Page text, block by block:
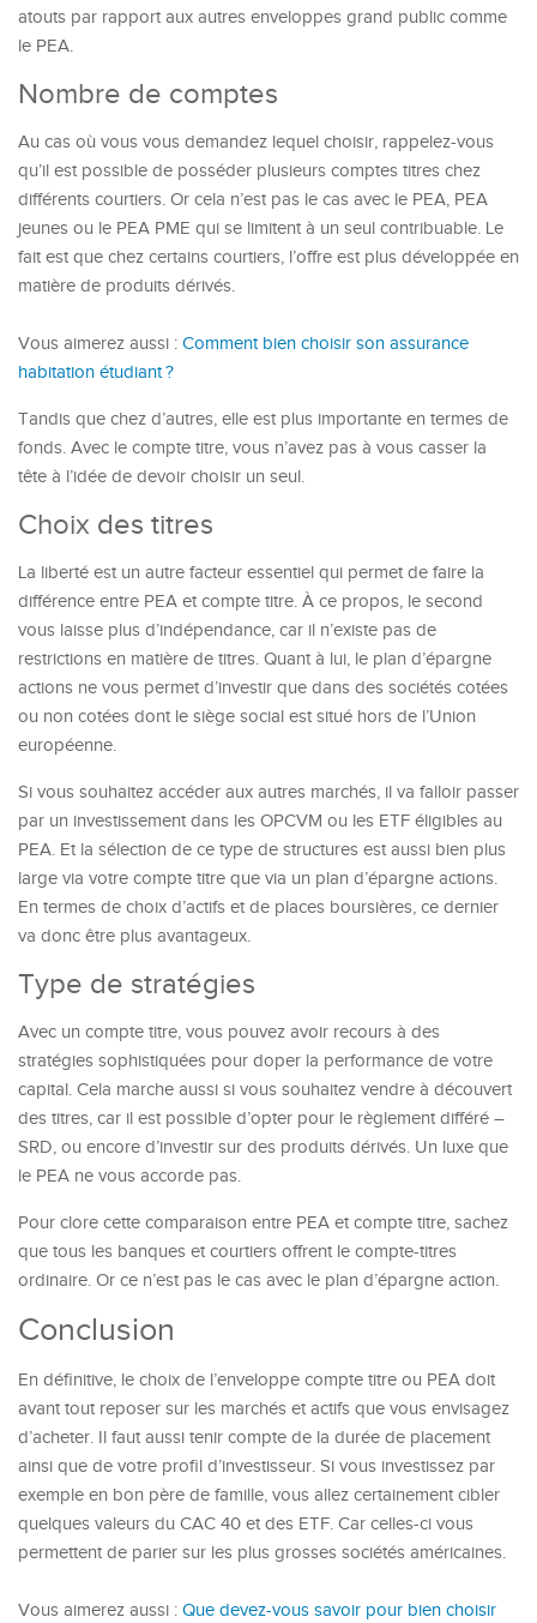
atouts par rapport aux autres enveloppes grand public comme
le PEA.
Nombre de comptes
Au cas où vous vous demandez lequel choisir, rappelez-vous
qu’il est possible de posséder plusieurs comptes titres chez
différents courtiers. Or cela n’est pas le cas avec le PEA, PEA
jeunes ou le PEA PME qui se limitent à un seul contribuable. Le
fait est que chez certains courtiers, l’offre est plus développée en
matière de produits dérivés.
Vous aimerez aussi : Comment bien choisir son assurance
habitation étudiant ?
Tandis que chez d’autres, elle est plus importante en termes de
fonds. Avec le compte titre, vous n’avez pas à vous casser la
tête à l’idée de devoir choisir un seul.
Choix des titres
La liberté est un autre facteur essentiel qui permet de faire la
différence entre PEA et compte titre. À ce propos, le second
vous laisse plus d’indépendance, car il n’existe pas de
restrictions en matière de titres. Quant à lui, le plan d’épargne
actions ne vous permet d’investir que dans des sociétés cotées
ou non cotées dont le siège social est situé hors de l’Union
européenne.
Si vous souhaitez accéder aux autres marchés, il va falloir passer
par un investissement dans les OPCVM ou les ETF éligibles au
PEA. Et la sélection de ce type de structures est aussi bien plus
large via votre compte titre que via un plan d’épargne actions.
En termes de choix d’actifs et de places boursières, ce dernier
va donc être plus avantageux.
Type de stratégies
Avec un compte titre, vous pouvez avoir recours à des
stratégies sophistiquées pour doper la performance de votre
capital. Cela marche aussi si vous souhaitez vendre à découvert
des titres, car il est possible d’opter pour le règlement différé –
SRD, ou encore d’investir sur des produits dérivés. Un luxe que
le PEA ne vous accorde pas.
Pour clore cette comparaison entre PEA et compte titre, sachez
que tous les banques et courtiers offrent le compte-titres
ordinaire. Or ce n’est pas le cas avec le plan d’épargne action.
Conclusion
En définitive, le choix de l’enveloppe compte titre ou PEA doit
avant tout reposer sur les marchés et actifs que vous envisagez
d’acheter. Il faut aussi tenir compte de la durée de placement
ainsi que de votre profil d’investisseur. Si vous investissez par
exemple en bon père de famille, vous allez certainement cibler
quelques valeurs du CAC 40 et des ETF. Car celles-ci vous
permettent de parier sur les plus grosses sociétés américaines.
Vous aimerez aussi : Que devez-vous savoir pour bien choisir